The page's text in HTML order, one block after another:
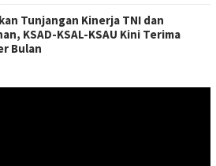
Tunjangan Kinerja TNI dan
KSAD-KSAL-KSAU Kini Terima
Bulan